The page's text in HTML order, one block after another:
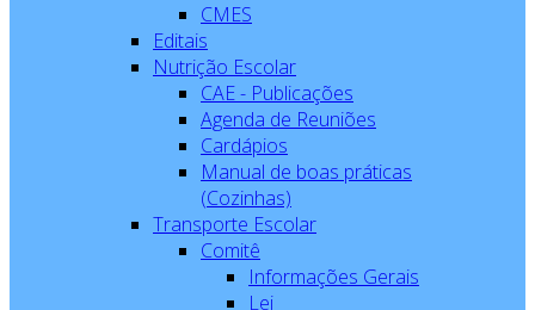
CMES
Editais
Nutrição Escolar
CAE - Publicações
Agenda de Reuniões
Cardápios
Manual de boas práticas
(Cozinhas)
Transporte Escolar
Comitê
Informações Gerais
Lei